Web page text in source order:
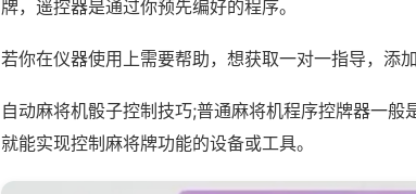
牌，遥控器是通过你预先编好的程序。
若你在仪器使用上需要帮助，想获取一对一指导，添
自动麻将机骰子控制技巧;普通麻将机程序控牌器一
就能实现控制麻将牌功能的设备或工具。